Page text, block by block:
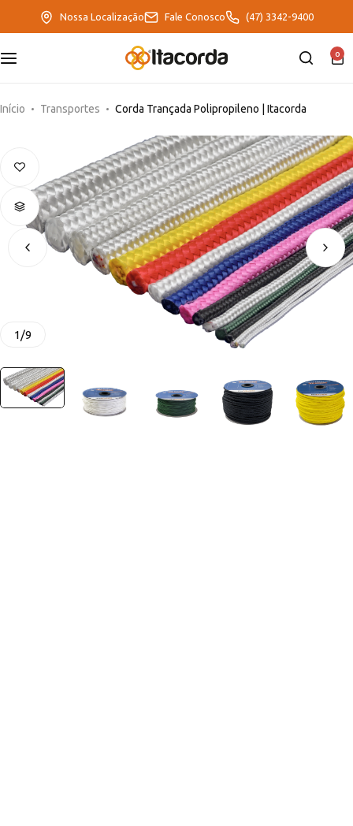
Nossa Localização Fale Conosco (47) 3342-9400
0
Início Transportes Corda Trançada Polipropileno | Itacorda
1/9
EcoFriendly